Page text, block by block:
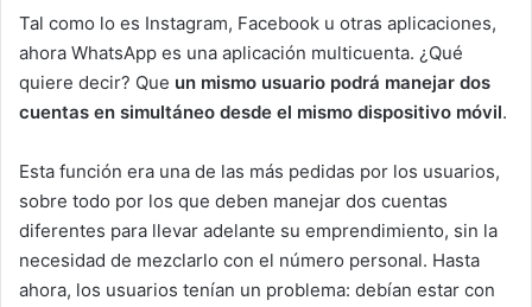
Tal como lo es Instagram, Facebook u otras aplicaciones,
ahora WhatsApp es una aplicación multicuenta. ¿Qué
quiere decir? Que un mismo usuario podrá manejar dos
cuentas en simultáneo desde el mismo dispositivo móvil.
Esta función era una de las más pedidas por los usuarios,
sobre todo por los que deben manejar dos cuentas
diferentes para llevar adelante su emprendimiento, sin la
necesidad de mezclarlo con el número personal. Hasta
ahora, los usuarios tenían un problema: debían estar con